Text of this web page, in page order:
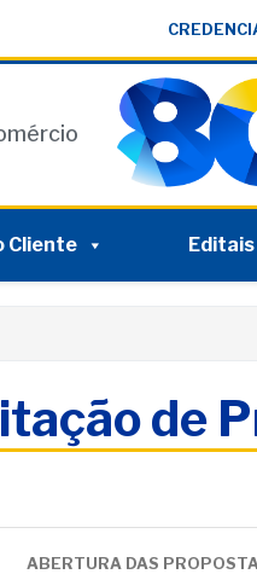
Cliente Editais
de
ABERTURA DAS